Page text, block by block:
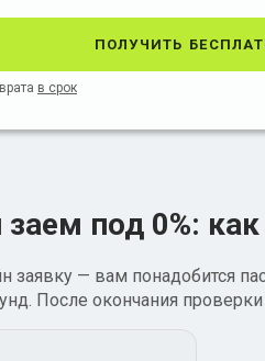
получить
в срок
под 0%:
заявку — вам понадобится
После окончания